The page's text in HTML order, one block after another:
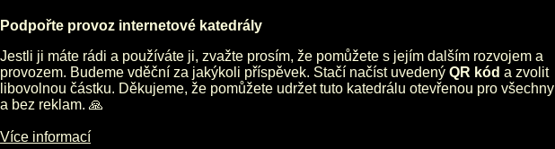
Podpořte provoz internetové katedrály
Jestli ji máte rádi a používáte ji, zvažte prosím, že pomůžete s jejím dalším rozvojem a
provozem. Budeme vděční za jakýkoli příspěvek. Stačí načíst uvedený QR kód a zvolit
libovolnou částku. Děkujeme, že pomůžete udržet tuto katedrálu otevřenou pro všechny
a bez reklam. 🙏
Více informací